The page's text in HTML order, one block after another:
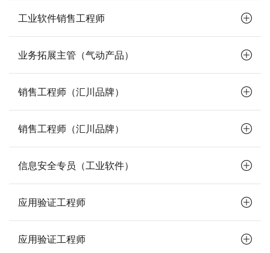
工业软件销售工程师
业务拓展主管（气动产品）
销售工程师（汇川品牌）
销售工程师（汇川品牌）
信息安全专员（工业软件）
应用验证工程师
应用验证工程师